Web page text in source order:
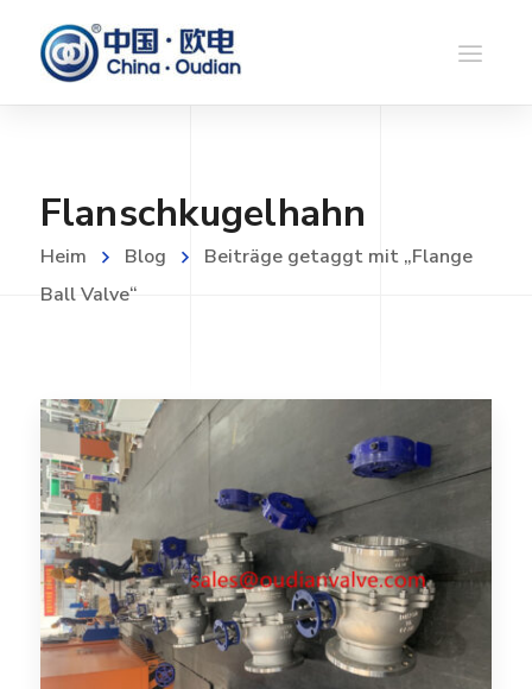
Flanschkugelhahn
Heim Blog
Beiträge getaggt mit „Flange
Ball Valve“